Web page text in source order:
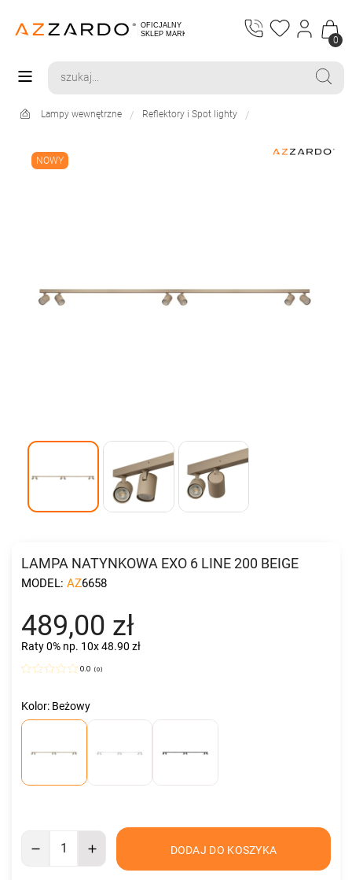
0
Lampy wewnętrzne Reflektory i Spot lighty
NOWY
LAMPA NATYNKOWA EXO 6 LINE 200 BEIGE
MODEL: AZ6658
489,00 zł
Raty 0% np. 10x 48.90 zł
0.0 (0)
Kolor: Beżowy
DODAJ DO KOSZYKA